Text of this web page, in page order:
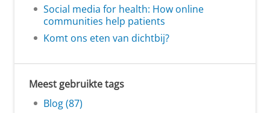
Social media for health: How online
communities help patients
Komt ons eten van dichtbij?
Meest gebruikte tags
Blog (87)